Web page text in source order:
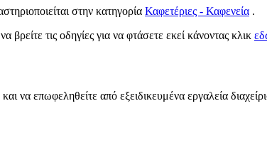
στην κατηγορία Καφετέριες - Καφενεία .
βρείτε τις οδηγίες για να φτάσετε εκεί κάνοντας κλικ
να επωφεληθείτε από εξειδικευμένα εργαλεία